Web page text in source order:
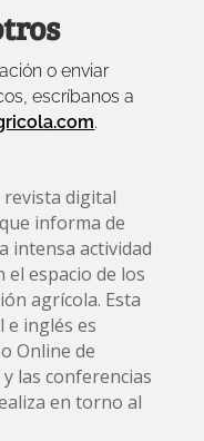
o enviar
escríbanos a
.
revista digital
informa de
intensa actividad
el espacio de los
agrícola. Esta
e inglés es
Online de
las conferencias
en torno al